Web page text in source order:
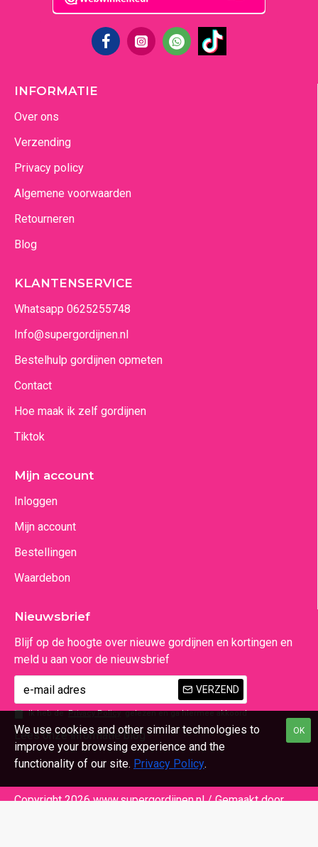
INFORMATIE
Over ons
Verzending
Privacy policy
Algemene voorwaarden
Retourneren
Blog
KLANTENSERVICE
Whatsapp 0625255748
Info@supergordijnen.nl
Bestelhulp gordijnen opmeten
Contact
Hoe maak ik zelf gordijnen
Tiktok
Mijn account
Inloggen
Mijn account
Bestellingen
Waardebon
Nieuwsbrief
Blijf op de hoogte over nieuwe gordijnen en kortingen en
meld u aan voor de nieuwsbrief
VERZEND
Ik heb de Privacy Policy gelezen en ga hiermee akkoord
Lees onze informatie blog
Copyright 2026 www.supergordijnen.nl / Gemaakt door
OK
We use cookies and other similar technologies to
improve your browsing experience and the
functionality of our site. Privacy Policy.